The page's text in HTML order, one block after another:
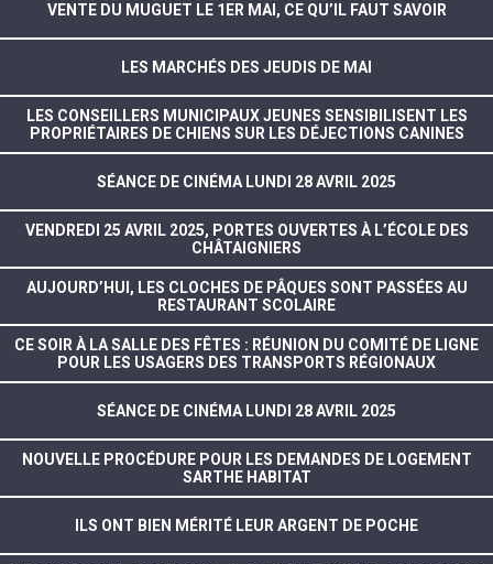
VENTE DU MUGUET LE 1ER MAI, CE QU’IL FAUT SAVOIR
LES MARCHÉS DES JEUDIS DE MAI
LES CONSEILLERS MUNICIPAUX JEUNES SENSIBILISENT LES
PROPRIÉTAIRES DE CHIENS SUR LES DÉJECTIONS CANINES
SÉANCE DE CINÉMA LUNDI 28 AVRIL 2025
VENDREDI 25 AVRIL 2025, PORTES OUVERTES À L’ÉCOLE DES
CHÂTAIGNIERS
AUJOURD’HUI, LES CLOCHES DE PÂQUES SONT PASSÉES AU
RESTAURANT SCOLAIRE
CE SOIR À LA SALLE DES FÊTES : RÉUNION DU COMITÉ DE LIGNE
POUR LES USAGERS DES TRANSPORTS RÉGIONAUX
SÉANCE DE CINÉMA LUNDI 28 AVRIL 2025
NOUVELLE PROCÉDURE POUR LES DEMANDES DE LOGEMENT
SARTHE HABITAT
ILS ONT BIEN MÉRITÉ LEUR ARGENT DE POCHE